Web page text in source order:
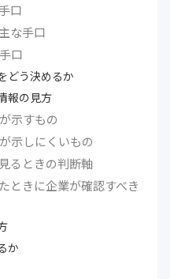
口
な手口
口
どう決めるか
報の見方
示すもの
示しにくいもの
るときの判断軸
ときに企業が確認すべき
か